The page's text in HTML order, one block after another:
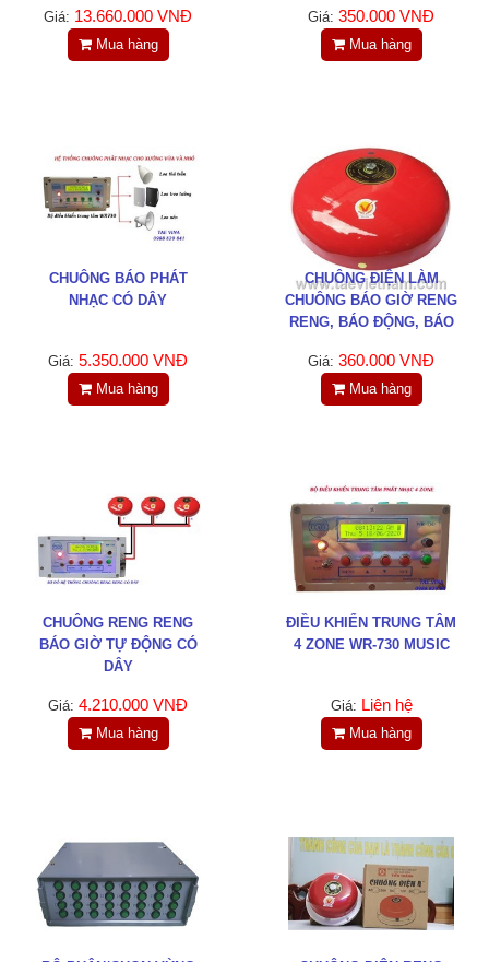
Giá: 13.660.000 VNĐ
Mua hàng
Giá: 350.000 VNĐ
Mua hàng
CHUÔNG BÁO PHÁT
NHẠC CÓ DÂY
Giá: 5.350.000 VNĐ
Mua hàng
CHUÔNG ĐIỆN LÀM
CHUÔNG BÁO GIỜ RENG
RENG, BÁO ĐỘNG, BÁO
Giá: 360.000 VNĐ
Mua hàng
CHUÔNG RENG RENG
BÁO GIỜ TỰ ĐỘNG CÓ
DÂY
Giá: 4.210.000 VNĐ
Mua hàng
ĐIỀU KHIỂN TRUNG TÂM
4 ZONE WR-730 MUSIC
Giá: Liên hệ
Mua hàng
Tin tức
Liên hệ
TRÊN MẠNG XÃ HỘI
Twitter
HotLine
0988829841
Email
taejsc@gmail.com
©COPYRIGHT 2019. ALL RIGHTS RESERVED